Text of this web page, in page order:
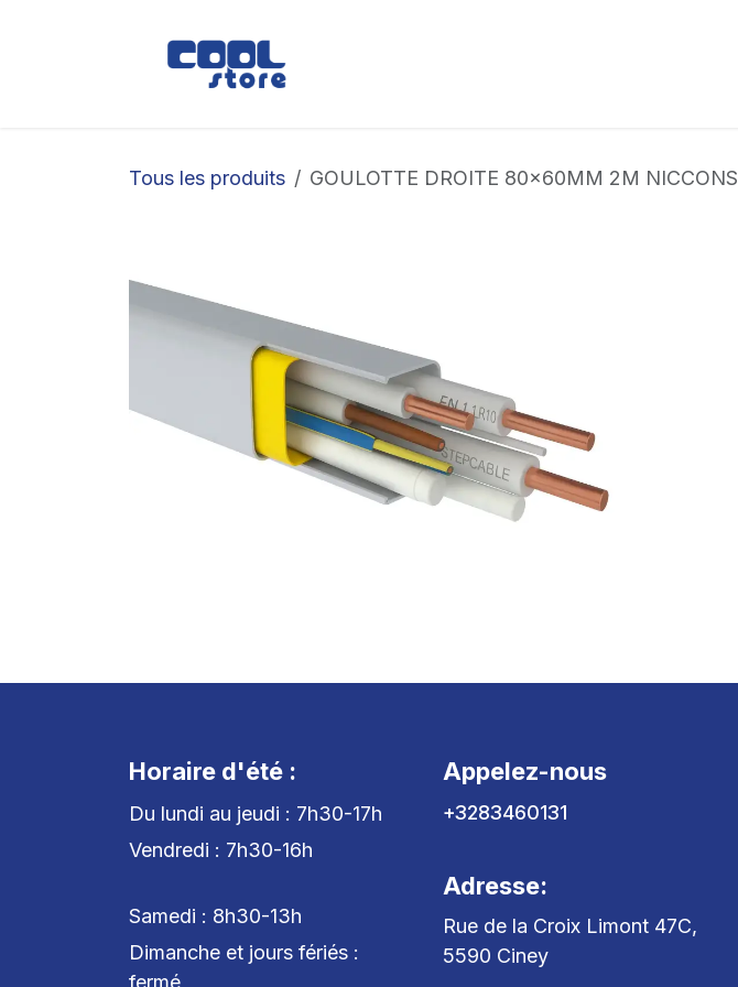
Tous les produits GOULOTTE DROITE 80x60MM 2M NICCONS
Horaire d'été :
Du lundi au jeudi : 7h30-17h
Vendredi : 7h30-16h
Samedi : 8h30-13h
Dimanche et jours fériés :
Appelez-nous
+3283460131
Adresse:
Rue de la Croix Limont 47C,
5590 Ciney